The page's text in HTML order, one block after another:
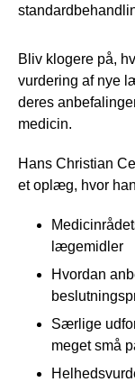
Bliv klogere på,
vurdering af nye
deres
medicin.
Hans Christian
et oplæg, hvor
lægemidler
Hvordan
Særlige
meget små